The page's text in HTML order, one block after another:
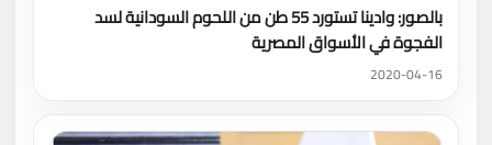
بالصور: وادينا تستورد 55 طن من اللحوم السودانية لسد
الفجوة في الأسواق المصرية
2020-04-16